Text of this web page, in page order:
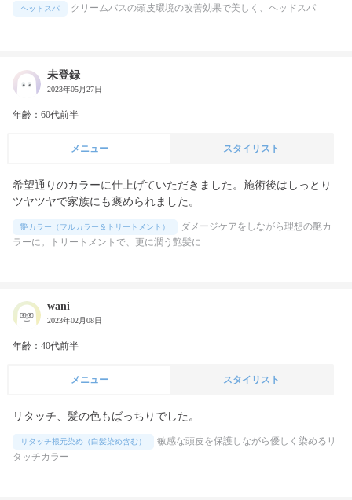
ヘッドスパ クリームバスの頭皮環境の改善効果で美しく、ヘッドスパ
未登録
2023年05月27日
年齢：60代前半
メニュー スタイリスト
希望通りのカラーに仕上げていただきました。施術後はしっとり
ツヤツヤで家族にも褒められました。
艶カラー（フルカラー＆トリートメント）
ダメージケアをしながら理想の艶カ
ラーに。トリートメントで、更に潤う艶髪に
wani
2023年02月08日
年齢：40代前半
メニュー スタイリスト
リタッチ、髪の色もばっちりでした。
リタッチ根元染め（白髪染め含む）
敏感な頭皮を保護しながら優しく染めるリ
タッチカラー